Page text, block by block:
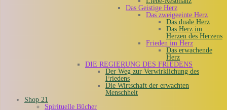
Das Geistige Herz
Das zweigeeinte Herz
Das duale Herz
Das Herz im
Herzen des Herzens
Frieden im Herz
Das erwachende
Herz
DIE REGIERUNG DES FRIEDENS
Der Weg zur Verwirklichung des
Friedens
Die Wirtschaft der erwachten
Menschheit
Shop 21
Spirituelle Bücher